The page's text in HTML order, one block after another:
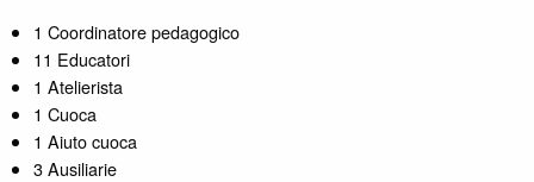
1 Coordinatore pedagogico
11 Educatori
1 Atelierista
1 Cuoca
1 Aiuto cuoca
3 Ausiliarie